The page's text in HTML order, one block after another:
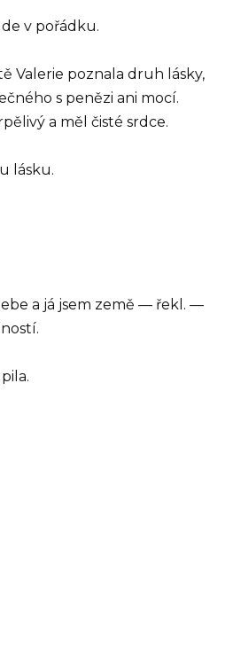
v pořádku.
Valerie poznala druh lásky,
s penězi ani mocí.
a měl čisté srdce.
lásku.
a já jsem země — řekl. —